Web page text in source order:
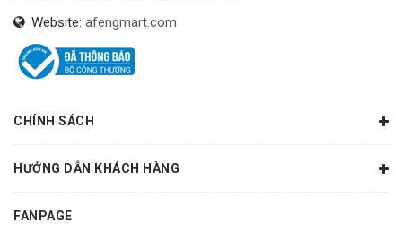
Website: afengmart.com
CHÍNH SÁCH
HƯỚNG DẪN KHÁCH HÀNG
FANPAGE